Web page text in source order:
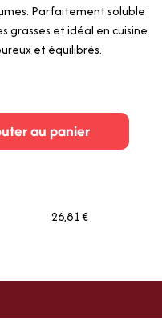
Parfaitement soluble
grasses et idéal en cuisine
et équilibrés.
au panier
26,81 €